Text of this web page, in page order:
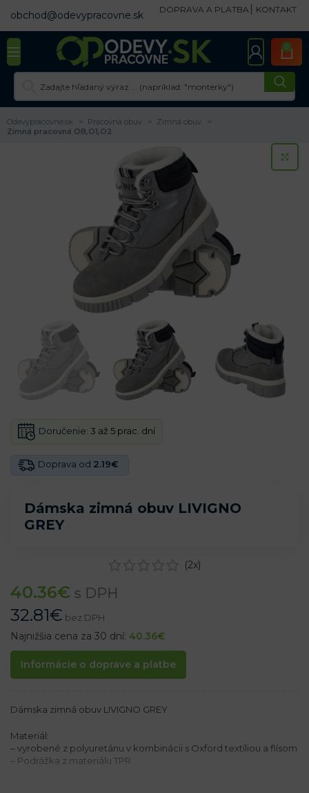
obchod@odevypracovne.sk DOPRAVA A PLATBA KONTAKT
0
Odevypracovne.sk Pracovná obuv
Zimná obuv
Zimná pracovná OB,O1,O2
Dámska zimná obuv LIVIGNO
GREY
Doprava od 2.19€
Doručenie: 3 až 5 prac. dní
(2x)
40.36€ s DPH
32.81€ bez DPH
Najnižšia cena za 30 dní: 40.36€
Informácie o doprave a platbe
Dámska zimná obuv LIVIGNO GREY
Materiál:
– vyrobené z polyuretánu v kombinácii s Oxford textíliou a flísom
– Podrážka z materiálu TPR